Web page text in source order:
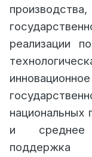
реализации
национальных
и среднее